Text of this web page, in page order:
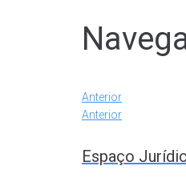
Anterior
Anterior
Espaço